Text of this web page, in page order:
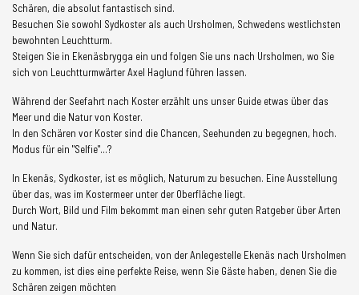
Schären, die absolut fantastisch sind.
Besuchen Sie sowohl Sydkoster als auch Ursholmen, Schwedens westlichsten
bewohnten Leuchtturm.
Steigen Sie in Ekenäsbrygga ein und folgen Sie uns nach Ursholmen, wo Sie
sich von Leuchtturmwärter Axel Haglund führen lassen.
Während der Seefahrt nach Koster erzählt uns unser Guide etwas über das
Meer und die Natur von Koster.
In den Schären vor Koster sind die Chancen, Seehunden zu begegnen, hoch.
Modus für ein "Selfie"...?
In Ekenäs, Sydkoster, ist es möglich, Naturum zu besuchen. Eine Ausstellung
über das, was im Kostermeer unter der Oberfläche liegt.
Durch Wort, Bild und Film bekommt man einen sehr guten Ratgeber über Arten
und Natur.
Wenn Sie sich dafür entscheiden, von der Anlegestelle Ekenäs nach Ursholmen
zu kommen, ist dies eine perfekte Reise, wenn Sie Gäste haben, denen Sie die
Schären zeigen möchten